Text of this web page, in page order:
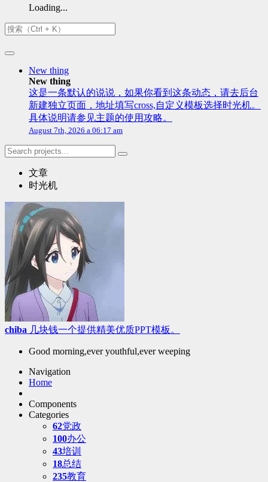
Loading...
New thing
New thing
这是一条默认的说说，如果你看到这条动态，请去后台
新建独立页面，地址填写cross,自定义模板选择时光机。
具体说明请参见主题的使用攻略。
August 7th, 2026 a 06:17 am
文章
时光机
chiba 几块钱一个提供精美优质PPT模板。
Good morning,ever youthful,ever weeping
Navigation
Home
Components
Categories
62党政
100办公
43培训
18总结
235教育